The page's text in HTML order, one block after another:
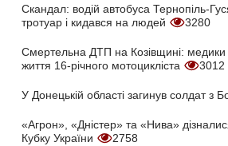
Скандал: водій автобуса Тернопіль-
тротуар і кидався на людей
3280
Смертельна ДТП на Козівщині: медики
життя 16-річного мотоцикліста
3012
У Донецькій області загинув солдат з
«Агрон», «Дністер» та «Нива»
Кубку України
2758